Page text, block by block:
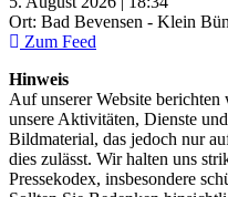
Ort: Bad Bevensen - Klein
Zum Feed
Hinweis
Auf unserer Website berichten
unsere Aktivitäten, Dienste
Bildmaterial, das jedoch nur
dies zulässt. Wir halten uns
Pressekodex, insbesondere